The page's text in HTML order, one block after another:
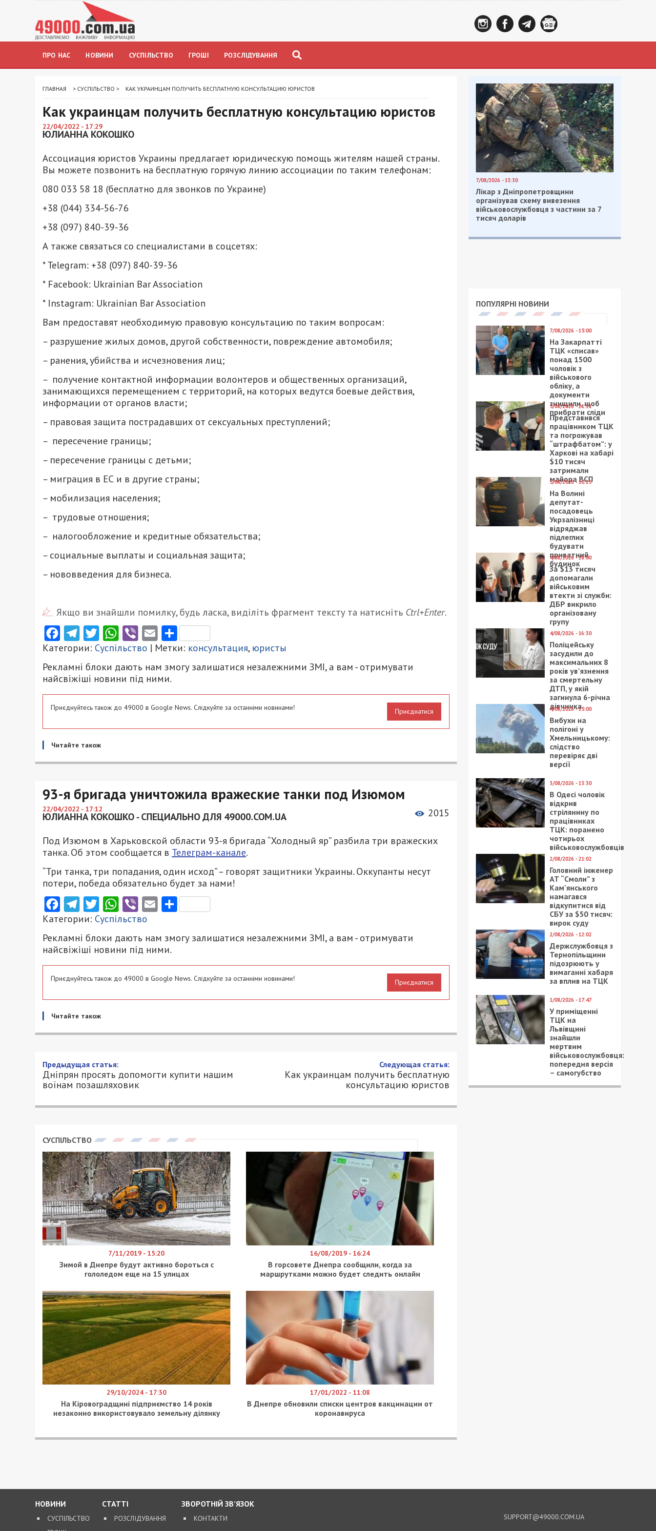
ПРО НАС НОВИНИ СУСПІЛЬСТВО ГРОШІ РОЗСЛІДУВАННЯ
ГЛАВНАЯ > СУСПІЛЬСТВО > КАК УКРАИНЦАМ ПОЛУЧИТЬ БЕСПЛАТНУЮ КОНСУЛЬТАЦИЮ ЮРИСТОВ
Как украинцам получить бесплатную консультацию юристов
22/04/2022 - 17:29
ЮЛИАННА КОКОШКО
Ассоциация юристов Украины предлагает юридическую помощь жителям нашей страны.
Вы можете позвонить на бесплатную горячую линию ассоциации по таким телефонам:
080 033 58 18 (бесплатно для звонков по Украине)
+38 (044) 334-56-76
+38 (097) 840-39-36
А также связаться со специалистами в соцсетях:
* Telegram: +38 (097) 840-39-36
* Facebook: Ukrainian Bar Association
* Instagram: Ukrainian Bar Association
Вам предоставят необходимую правовую консультацию по таким вопросам:
– разрушение жилых домов, другой собственности, повреждение автомобиля;
– ранения, убийства и исчезновения лиц;
– получение контактной информации волонтеров и общественных организаций,
занимающихся перемещением с территорий, на которых ведутся боевые действия,
информации от органов власти;
– правовая защита пострадавших от сексуальных преступлений;
– пересечение границы;
– пересечение границы с детьми;
– миграция в ЕС и в другие страны;
– мобилизация населения;
– трудовые отношения;
– налогообложение и кредитные обязательства;
– социальные выплаты и социальная защита;
– нововведения для бизнеса.
Якщо ви знайшли помилку, будь ласка, виділіть фрагмент тексту та натисніть Ctrl+Enter.
Facebook
Telegram
Twitter
WhatsApp
ViberEmailПоділитися
Категории: Суспільство | Метки: консультация, юристы
Рекламні блоки дають нам змогу залишатися незалежними ЗМІ, а вам - отримувати
найсвіжіші новини під ними.
Приєднуйтесь також до 49000 в Google News. Слідкуйте за останніми новинами! Приєднатися
Читайте також
93-я бригада уничтожила вражеские танки под Изюмом
22/04/2022 - 17:12
ЮЛИАННА КОКОШКО - СПЕЦИАЛЬНО ДЛЯ 49000.COM.UA 2015
Под Изюмом в Харьковской области 93-я бригада “Холодный яр” разбила три вражеских
танка. Об этом сообщается в Телеграм-канале.
“Три танка, три попадания, один исход” – говорят защитники Украины. Оккупанты несут
потери, победа обязательно будет за нами!
Facebook
Telegram
Twitter
WhatsApp
ViberEmailПоділитися
Категории: Суспільство
Рекламні блоки дають нам змогу залишатися незалежними ЗМІ, а вам - отримувати
найсвіжіші новини під ними.
Приєднуйтесь також до 49000 в Google News. Слідкуйте за останніми новинами! Приєднатися
Читайте також
Предыдущая статья:
Дніпрян просять допомогти купити нашим
воїнам позашляховик
Следующая статья:
Как украинцам получить бесплатную
консультацию юристов
СУСПІЛЬСТВО
7/11/2019 - 15:20
Зимой в Днепре будут активно бороться с
гололедом еще на 15 улицах
16/08/2019 - 16:24
В горсовете Днепра сообщили, когда за
маршрутками можно будет следить онлайн
29/10/2024 - 17:30
На Кіровоградщині підприємство 14 років
незаконно використовувало земельну ділянку
17/01/2022 - 11:08
В Днепре обновили списки центров вакцинации от
коронавируса
7/08/2026 - 13:30
Лікар з Дніпропетровщини
організував схему вивезення
військовослужбовця з частини за 7
тисяч доларів
ПОПУЛЯРНІ НОВИНИ
7/08/2026 - 15:00
На Закарпатті
ТЦК «списав»
понад 1500
чоловік з
військового
обліку, а
документи
знищили, щоб
прибрати сліди
5/08/2026 - 21:31
Представився
працівником ТЦК
та погрожував
“штрафбатом”: у
Харкові на хабарі
$10 тисяч
затримали
майора ВСП
5/08/2026 - 10:29
На Волині
депутат-
посадовець
Укрзалізниці
відряджав
підлеглих
будувати
приватний
будинок
4/08/2026 - 18:00
За $13 тисяч
допомагали
військовим
втекти зі служби:
ДБР викрило
організовану
групу
4/08/2026 - 16:30
Поліцейську
засудили до
максимальних 8
років ув’язнення
за смертельну
ДТП, у якій
загинула 6-річна
дівчинка
4/08/2026 - 15:00
Вибухи на
полігоні у
Хмельницькому:
слідство
перевіряє дві
версії
3/08/2026 - 13:30
В Одесі чоловік
відкрив
стрілянину по
працівниках
ТЦК: поранено
чотирьох
військовослужбовців
2/08/2026 - 21:02
Головний інженер
АТ “Смоли” з
Кам’янського
намагався
відкупитися від
СБУ за $50 тисяч:
вирок суду
2/08/2026 - 12:02
Держслужбовця з
Тернопільщини
підозрюють у
вимаганні хабаря
за вплив на ТЦК
1/08/2026 - 17:47
У приміщенні
ТЦК на
Львівщині
знайшли
мертвим
військовослужбовця:
попередня версія
– самогубство
НОВИНИ
СУСПІЛЬСТВО
СТАТТІ
РОЗСЛІДУВАННЯ
ЗВОРОТНІЙ ЗВ’ЯЗОК
КОНТАКТИ SUPPORT@49000.COM.UA